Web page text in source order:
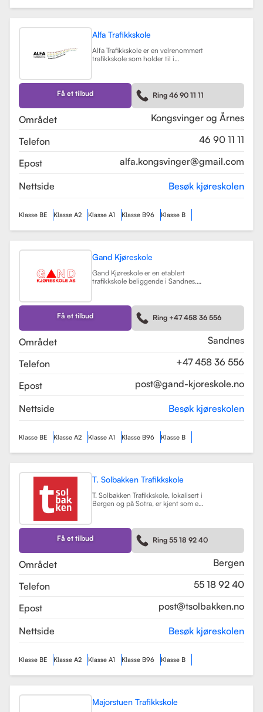
Alfa Trafikkskole
Alfa Trafikkskole er en velrenommert
trafikkskole som holder til i
kjøreopplæringen. Skolen tilbyr et
bredt spekter av tjenester, inkludert
opplæring for førerkort klasse B,
både med manuelt og automatgir.
Få et tilbud Ring 46 90 11 11
Området
Kongsvinger og Årnes
Telefon
46 90 11 11
Epost
alfa.kongsvinger@gmail.com
Nettside Besøk kjøreskolen
Klasse BE Klasse A2 Klasse A1 Klasse B96 Klasse B
Gand Kjøreskole
Gand Kjøreskole er en etablert
trafikkskole beliggende i Sandnes,
kjøretøyklasser. Skolen har
spesialisert seg på opplæring for
personbiler, både med manuell og
automatgir, samt motorsykler (klasse
Få et tilbud Ring +47 458 36 556
Området
Sandnes
Telefon
+47 458 36 556
Epost
post@gand-kjoreskole.no
Nettside Besøk kjøreskolen
Klasse BE Klasse A2 Klasse A1 Klasse B96 Klasse B
T. Solbakken Trafikkskole
T. Solbakken Trafikkskole, lokalisert i
Bergen og på Sotra, er kjent som en
Skolen tilbyr et bredt spekter av
førerkortklasser, inkludert klasse B
for personbil, klasse A, A1, og A2 for
motorsykler, samt klasse BE og B96
Få et tilbud Ring 55 18 92 40
Området
Bergen
Telefon
55 18 92 40
Epost
post@tsolbakken.no
Nettside Besøk kjøreskolen
Klasse BE Klasse A2 Klasse A1 Klasse B96 Klasse B
Majorstuen Trafikkskole